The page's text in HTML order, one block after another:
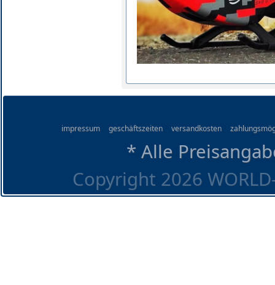
impressum geschäftszeiten versandkosten
* Alle
Copyright 2026